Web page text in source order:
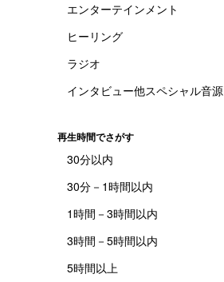
エンターテインメント
ヒーリング
ラジオ
インタビュー他スペシャル音源
再生時間でさがす
30分以内
30分－1時間以内
1時間－3時間以内
3時間－5時間以内
5時間以上